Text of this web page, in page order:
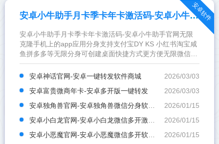
安卓软件
安卓小牛助手月卡季卡年卡激活码-安卓小牛助手官网
安卓小牛助手月卡季卡年卡激活码-安卓小牛助手官网无限
克隆手机上的app应用分身支持支付宝DY KS 小红书淘宝咸
鱼拼多多等无限分身可创建桌面快捷方式更方便无限微信多
开（内置 多功能转发）支持小程序定位朋友圈定位 实时共
享位置消息防撤回 ｜语音转发万群同步讲师讲课必备神器支
2026/03/03
安卓神话官网-安卓一键转发软件商城
2026/03/03
安卓富贵微商年卡-安卓多开版一键转发
2026/01/15
安卓独角兽官网-安卓独角兽微信分身软件激活码商城
2026/01/15
安卓小白龙官网-安卓小白龙微信多开激活码自助商城
2026/01/15
安卓小恶魔官网-安卓小恶魔微信多开软件激活码批发平台